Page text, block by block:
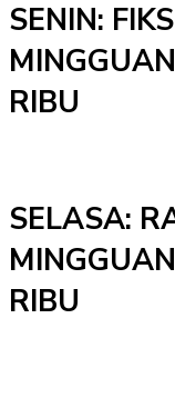
SENIN:
RIBU
SELASA:
RIBU